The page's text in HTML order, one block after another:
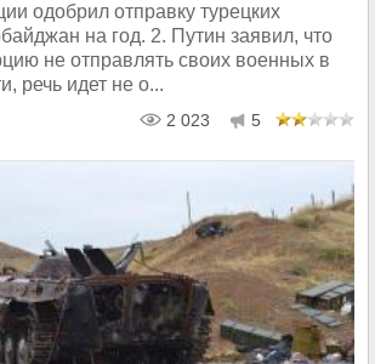
одобрил отправку турецких
на год. 2. Путин заявил, что
не отправлять своих военных в
речь идет не о...
2 023 5